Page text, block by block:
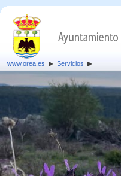
www.orea.es Servicios